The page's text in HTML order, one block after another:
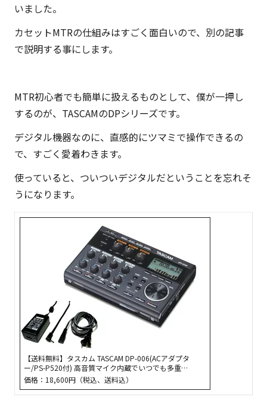
ジ
ス
堀
り
タ
ク』
に
よ
プ
的
の
いました。
カセットMTRの仕組みはすごく面白いので、別の記事
で説明する事にします。
MTR初心者でも簡単に扱えるものとして、僕が一押し
するのが、TASCAMのDPシリーズです。
デジタル機器なのに、直感的にツマミで操作できるの
で、すごく愛着わきます。
使っていると、ついついデジタルだということを忘れそ
うになります。
【送料無料】タスカム TASCAM DP-006(ACアダプタ
ー/PS-P520付) 高音質マイク内蔵でいつでも多重…
価格：18,600円（税込、送料込）